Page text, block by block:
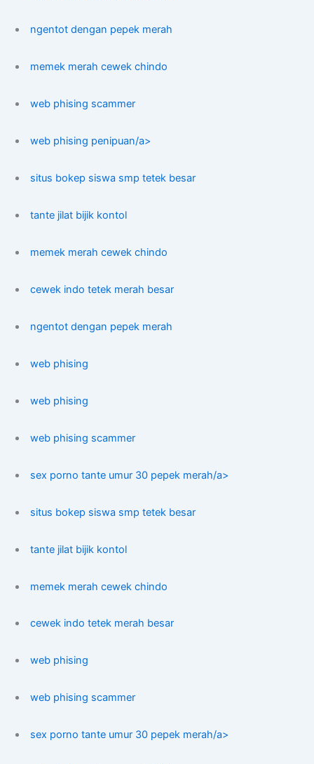
ngentot dengan pepek merah
memek merah cewek chindo
web phising scammer
web phising penipuan/a>
situs bokep siswa smp tetek besar
tante jilat bijik kontol
memek merah cewek chindo
cewek indo tetek merah besar
ngentot dengan pepek merah
web phising
web phising
web phising scammer
sex porno tante umur 30 pepek merah/a>
situs bokep siswa smp tetek besar
tante jilat bijik kontol
memek merah cewek chindo
cewek indo tetek merah besar
web phising
web phising scammer
sex porno tante umur 30 pepek merah/a>